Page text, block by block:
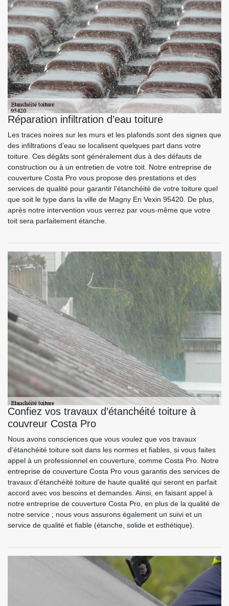
Réparation infiltration d’eau toiture
Les traces noires sur les murs et les plafonds sont des signes que
des infiltrations d’eau se localisent quelques part dans votre
toiture. Ces dégâts sont généralement dus à des défauts de
construction ou à un entretien de votre toit. Notre entreprise de
couverture Costa Pro vous propose des prestations et des
services de qualité pour garantir l’étanchéité de votre toiture quel
que soit le type dans la ville de Magny En Vexin 95420. De plus,
après notre intervention vous verrez par vous-même que votre
toit sera parfaitement étanche.
Confiez vos travaux d’étanchéité toiture à
couvreur Costa Pro
Nous avons consciences que vous voulez que vos travaux
d’étanchéité toiture soit dans les normes et fiables, si vous faites
appel à un professionnel en couverture, comme Costa Pro. Notre
entreprise de couverture Costa Pro vous garantis des services de
travaux d’étanchéité toiture de haute qualité qui seront en parfait
accord avec vos besoins et demandes. Ainsi, en faisant appel à
notre entreprise de couverture Costa Pro, en plus de la qualité de
notre service ; nous vous assurons également un suivi et un
service de qualité et fiable (étanche, solide et esthétique).